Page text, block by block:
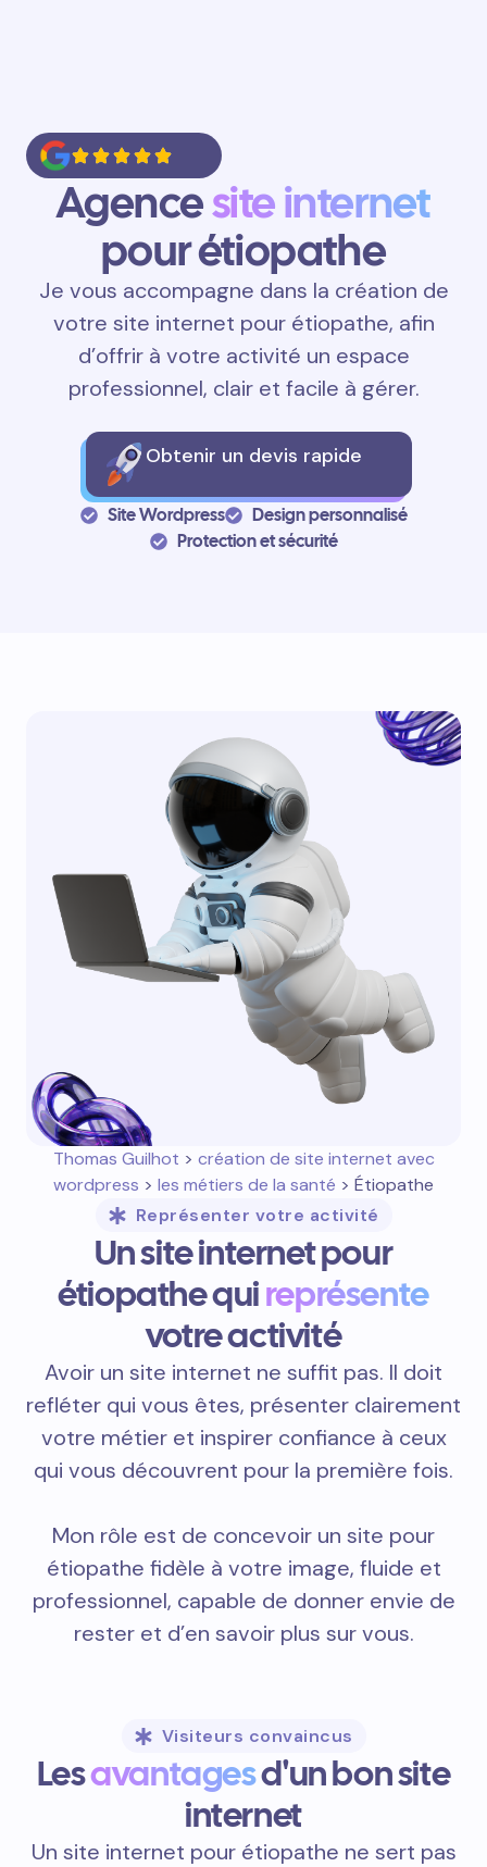
Agencesite internet
pour étiopathe
Je vous accompagne dans la création de
votre site internet pour étiopathe, afin
d’offrir à votre activité un espace
professionnel, clair et facile à gérer.
Obtenir un devis rapide
Site Wordpress
Design personnalisé
Protection et sécurité
Thomas Guilhot > création de site internet avec
wordpress > les métiers de la santé > Étiopathe
Représenter votre activité
Un site internet pour
étiopathe quireprésente
votre activité
Avoir un site internet ne suffit pas. Il doit
refléter qui vous êtes, présenter clairement
votre métier et inspirer confiance à ceux
qui vous découvrent pour la première fois.
Mon rôle est de concevoir un site pour
étiopathe fidèle à votre image, fluide et
professionnel, capable de donner envie de
rester et d’en savoir plus sur vous.
Visiteurs convaincus
Lesavantagesd'un bon site
internet
Un site internet pour étiopathe ne sert pas